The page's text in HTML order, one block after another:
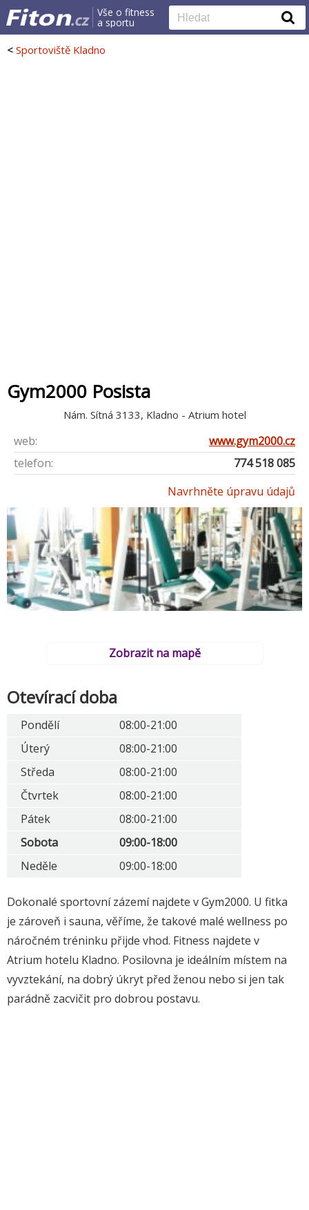
Vše o fitness
a sportu
< Sportoviště Kladno
Gym2000 Posista
Nám. Sítná 3133, Kladno - Atrium hotel
web:
www.gym2000.cz
telefon:
774 518 085
Navrhněte úpravu údajů
Zobrazit na mapě
Otevírací doba
Pondělí
08:00-21:00
Úterý
08:00-21:00
Středa
08:00-21:00
Čtvrtek
08:00-21:00
Pátek
08:00-21:00
Sobota
09:00-18:00
Neděle
09:00-18:00
Dokonalé sportovní zázemí najdete v Gym2000. U fitka
je zároveň i sauna, věříme, že takové malé wellness po
náročném tréninku přijde vhod. Fitness najdete v
Atrium hotelu Kladno. Posilovna je ideálním místem na
vyvztekání, na dobrý úkryt před ženou nebo si jen tak
parádně zacvičit pro dobrou postavu.